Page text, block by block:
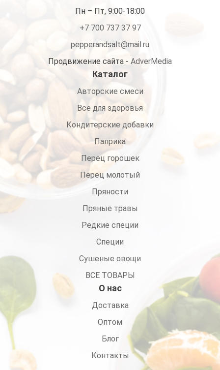
Пн – Пт, 9:00-18:00
+7 700 737 37 97
pepperandsalt@mail.ru
Продвижение сайта - AdverMedia
Каталог
Авторские смеси
Все для здоровья
Кондитерские добавки
Паприка
Перец горошек
Перец молотый
Пряности
Пряные травы
Редкие специи
Специи
Сушеные овощи
ВСЕ ТОВАРЫ
О нас
Доставка
Оптом
Блог
Контакты